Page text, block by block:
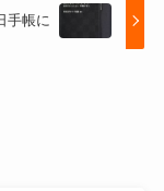
手帳に